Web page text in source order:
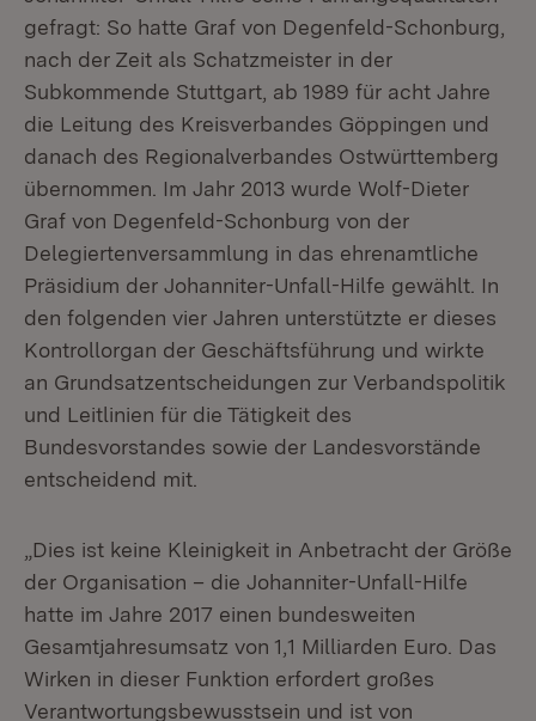
gefragt: So hatte Graf von Degenfeld-Schonburg,
nach der Zeit als Schatzmeister in der
Subkommende Stuttgart, ab 1989 für acht Jahre
die Leitung des Kreisverbandes Göppingen und
danach des Regionalverbandes Ostwürttemberg
übernommen. Im Jahr 2013 wurde Wolf-Dieter
Graf von Degenfeld-Schonburg von der
Delegiertenversammlung in das ehrenamtliche
Präsidium der Johanniter-Unfall-Hilfe gewählt. In
den folgenden vier Jahren unterstützte er dieses
Kontrollorgan der Geschäftsführung und wirkte
an Grundsatzentscheidungen zur Verbandspolitik
und Leitlinien für die Tätigkeit des
Bundesvorstandes sowie der Landesvorstände
entscheidend mit.
„Dies ist keine Kleinigkeit in Anbetracht der Größe
der Organisation – die Johanniter-Unfall-Hilfe
hatte im Jahre 2017 einen bundesweiten
Gesamtjahresumsatz von 1,1 Milliarden Euro. Das
Wirken in dieser Funktion erfordert großes
Verantwortungsbewusstsein und ist von